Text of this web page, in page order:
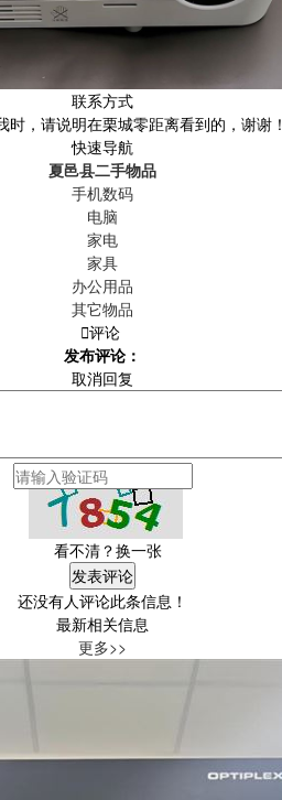
联系方式
时，请说明在栗城零距离看到的，谢谢！
快速导航
夏邑县二手物品
手机数码
电脑
家电
家具
办公用品
其它物品
评论
发布评论：
取消回复
看不清？换一张
还没有人评论此条信息！
最新相关信息
更多>>